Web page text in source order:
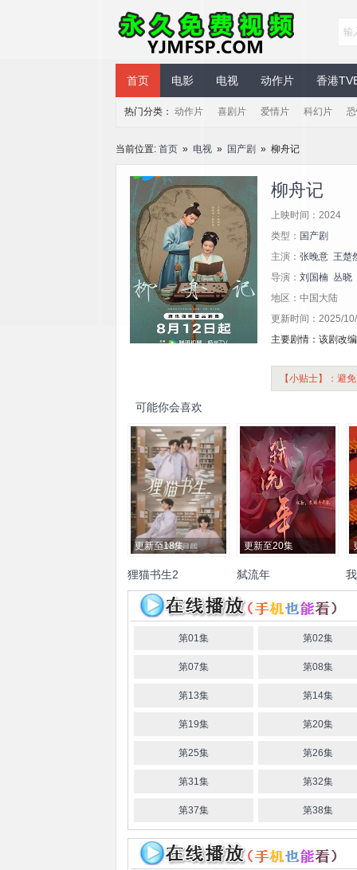
永久免费视频
首页 电影 电视 动作片 香港
热门分类： 动作片 喜剧片 爱情片 科幻片
当前位置: 首页 » 电视 » 国产剧 » 柳舟记
柳舟记
上映时间：2024
类型： 国产剧
主演： 张晚意 王楚
导演： 刘国楠 丛晓
地区：中国大陆
更新时间：2025/
主要剧情：该剧改
【小贴士】：避
可能你会喜欢
更新至18集
狸猫书生2
王一舟 解鑫豪 徐丁 高圣
皓羽
更新至20集
弑流年
宋美娜 常斌 秦牛正威 陆
思恒 贺云庆 李希侃 娜菲
袁普煦
第01集 第02集
第07集 第08集
第13集 第14集
第19集 第20集
第25集 第26集
第31集 第32集
第37集 第38集